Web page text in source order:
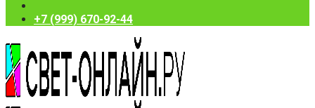
+7 (999) 670-92-44